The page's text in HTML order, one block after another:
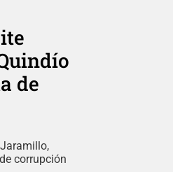
de
corrupción